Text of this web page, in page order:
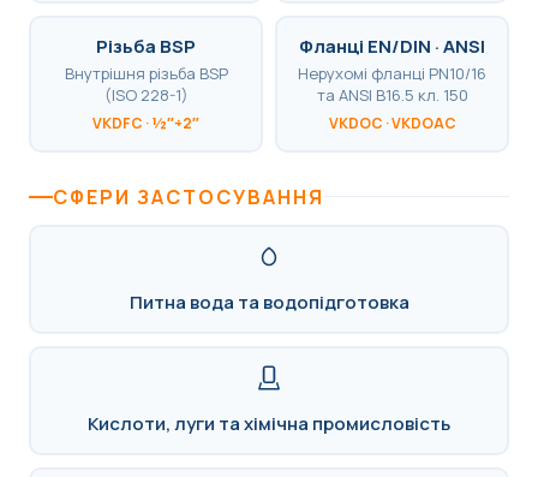
Різьба BSP
Внутрішня різьба BSP
(ISO 228-1)
VKDFC · ½″÷2″
Фланці EN/DIN · ANSI
Нерухомі фланці PN10/16
та ANSI B16.5 кл. 150
VKDOC · VKDOAC
СФЕРИ ЗАСТОСУВАННЯ
Питна вода та водопідготовка
Кислоти, луги та хімічна промисловість